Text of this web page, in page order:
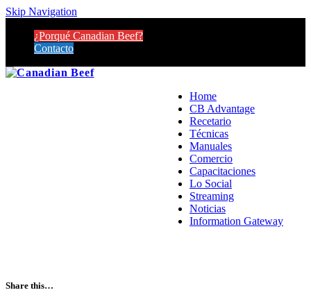
Skip Navigation
¿Porqué Canadian Beef?
Contacto
Home
CB Advantage
Recetario
Técnicas
Manuales
Comercio
Capacitaciones
Lo Social
Streaming
Noticias
Information Gateway
Share this…